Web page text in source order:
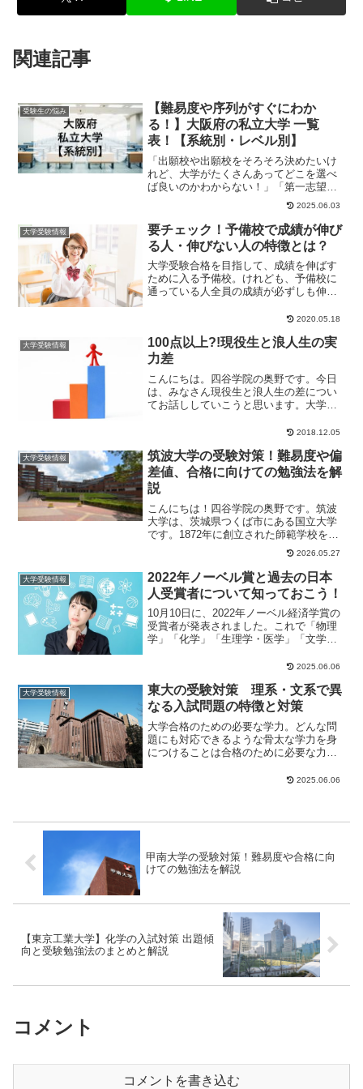
関連記事
受験生の悩み
【難易度や序列がすぐにわか
る！】大阪府の私立大学 一覧
表！【系統別・レベル別】
「出願校や出願校をそろそろ決めたいけ
れど、大学がたくさんあってどこを選べ
ば良いのかわからない！」「第一志望は
決まった！でも、併願先はどこにすれば
2025.06.03
大学受験情報
要チェック！予備校で成績が伸び
る人・伸びない人の特徴とは？
大学受験合格を目指して、成績を伸ばす
ために入る予備校。けれども、予備校に
通っている人全員の成績が必ずしも伸び
2020.05.18
大学受験情報
100点以上?!現役生と浪人生の実
力差
こんにちは。四谷学院の奥野です。今日
は、みなさん現役生と浪人生の差につい
てお話ししていこうと思います。大学受
2018.12.05
大学受験情報
筑波大学の受験対策！難易度や偏
差値、合格に向けての勉強法を解
説
こんにちは！四谷学院の奥野です。筑波
大学は、茨城県つくば市にある国立大学
です。1872年に創立された師範学校をル
ーツとし、1973年に総合大学として開学
2026.05.27
大学受験情報
2022年ノーベル賞と過去の日本
人受賞者について知っておこう！
10月10日に、2022年ノーベル経済学賞の
受賞者が発表されました。これで「物理
学」「化学」「生理学・医学」「文学」
2025.06.06
大学受験情報
東大の受験対策 理系・文系で異
なる入試問題の特徴と対策
大学合格のための必要な学力。どんな問
題にも対応できるような骨太な学力を身
につけることは合格のために必要な力と
2025.06.06
甲南大学の受験対策！難易度や合格に向
けての勉強法を解説
【東京工業大学】化学の入試対策 出題傾
向と受験勉強法のまとめと解説
コメント
コメントを書き込む